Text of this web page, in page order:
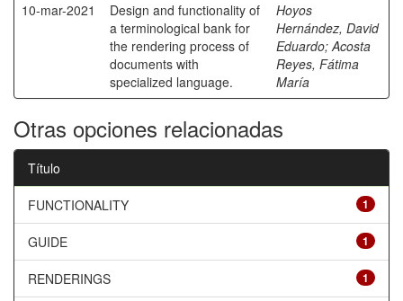
10-mar-2021
Design and functionality of
a terminological bank for
the rendering process of
documents with
specialized language.
Hoyos
Hernández, David
Eduardo;Acosta
Reyes, Fátima
María
Otras opciones relacionadas
Título
1
FUNCTIONALITY
1
GUIDE
1
RENDERINGS